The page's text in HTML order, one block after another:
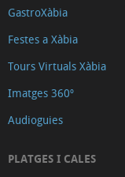
GastroXàbia
Festes a Xàbia
Tours Virtuals Xàbia
Imatges 360º
Audioguies
PLATGES I CALES